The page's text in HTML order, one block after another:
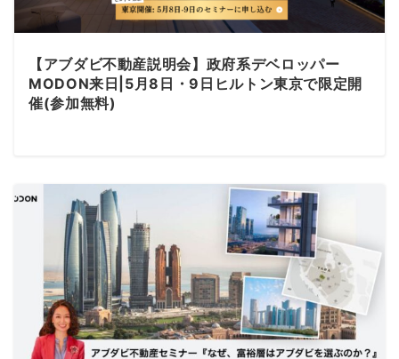
【アブダビ不動産説明会】政府系デベロッパー
MODON来日|5月8日・9日ヒルトン東京で限定開
催(参加無料)